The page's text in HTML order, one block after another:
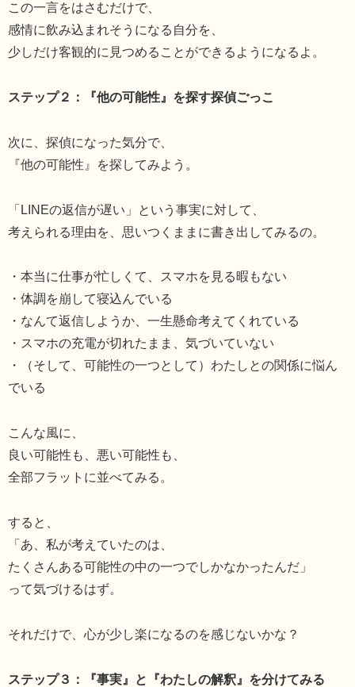
この一言をはさむだけで、
感情に飲み込まれそうになる自分を、
少しだけ客観的に見つめることができるようになるよ。
ステップ２：『他の可能性』を探す探偵ごっこ
次に、探偵になった気分で、
『他の可能性』を探してみよう。
「LINEの返信が遅い」という事実に対して、
考えられる理由を、思いつくままに書き出してみるの。
・本当に仕事が忙しくて、スマホを見る暇もない
・体調を崩して寝込んでいる
・なんて返信しようか、一生懸命考えてくれている
・スマホの充電が切れたまま、気づいていない
・（そして、可能性の一つとして）わたしとの関係に悩ん
でいる
こんな風に、
良い可能性も、悪い可能性も、
全部フラットに並べてみる。
すると、
「あ、私が考えていたのは、
たくさんある可能性の中の一つでしかなかったんだ」
って気づけるはず。
それだけで、心が少し楽になるのを感じないかな？
ステップ３：『事実』と『わたしの解釈』を分けてみる